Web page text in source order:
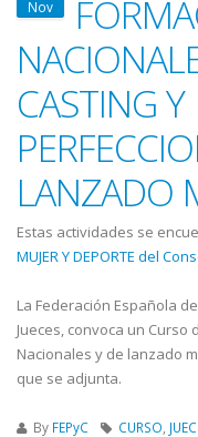
Nov
CASTING Y
LANZADO
Estas actividades se
MUJER Y DEPORTE del
La Federación Española
Jueces, convoca un Curso
Nacionales y de lanzado
que se adjunta.
By FEPyC CURSO